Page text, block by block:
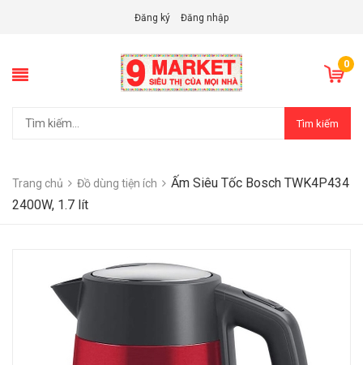
Đăng ký Đăng nhập
0
Tìm kiếm
Trang chủ Đồ dùng tiện ích
Ấm Siêu Tốc Bosch TWK4P434
2400W, 1.7 lít